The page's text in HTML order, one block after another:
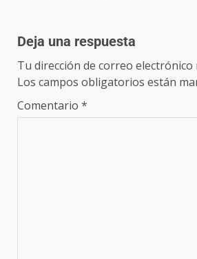
Deja una respuesta
Tu dirección de correo electrónico
Los campos obligatorios están
Comentario *